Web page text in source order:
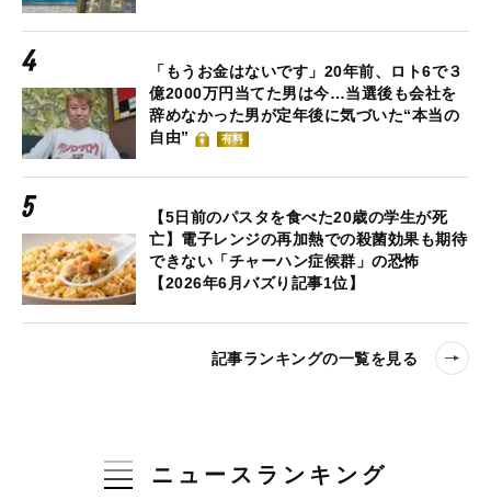
「もうお金はないです」20年前、ロト6で３
億2000万円当てた男は今…当選後も会社を
辞めなかった男が定年後に気づいた“本当の
自由”
有料
【5日前のパスタを食べた20歳の学生が死
亡】電子レンジの再加熱での殺菌効果も期待
できない「チャーハン症候群」の恐怖
【2026年6月バズり記事1位】
記事ランキングの一覧を見る
ニュースランキング